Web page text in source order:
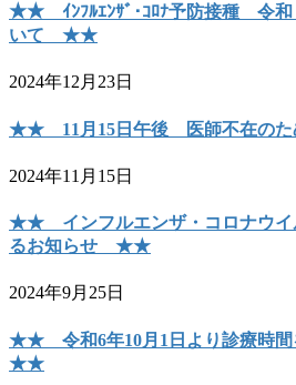
★★ ｲﾝﾌﾙｴﾝｻﾞ･ｺﾛﾅ予防接種 令和
いて ★★
2024年12月23日
★★ 11月15日午後 医師不在の
2024年11月15日
★★ インフルエンザ・コロナウイ
るお知らせ ★★
2024年9月25日
★★ 令和6年10月1日より診療時間
★★